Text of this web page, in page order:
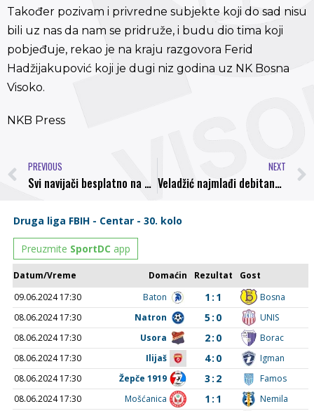
Također pozivam i privredne subjekte koji do sad nisu
bili uz nas da nam se pridruže, i budu dio tima koji
pobjeđuje, rekao je na kraju razgovora Ferid
Hadžijakupović koji je dugi niz godina uz NK Bosna
Visoko.
NKB Press
PREVIOUS
Svi navijači besplatno na Koševo
NEXT
Veladžić najmlađi debitant i strijelac, prvi golovi za Osmanovića i Herića, Vazda i Čataković debitovali